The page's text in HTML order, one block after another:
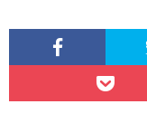
o
o
k
pc
h
at
Li
n